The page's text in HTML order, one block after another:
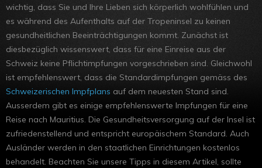
wichtig, dass Sie und Ihre Lieben sich körperlich wohlfühlen und
es während des Aufenthalts auf der Tropeninsel zu keinen
gesundheitlichen Beeinträchtigungen kommt. Zunächst ist
diesbezüglich wissenswert, dass für eine Einreise aus der
Schweiz keine Pflichtimpfungen vorgeschrieben sind. Gleichwohl
ist empfehlenswert, dass die Standardimpfungen gemäss des
Schweizerischen Impfplans auf dem neuesten Stand sind.
Ausserdem gibt es einige empfehlenswerte Impfungen für eine
Reise nach Mauritius. Die Gesundheitsversorgung auf der Insel ist
zufriedenstellend und entspricht europäischem Standard. Auch
Ausländer werden in den staatlichen Einrichtungen kostenlos
behandelt. Beachten Sie unsere Tipps in diesem Artikel, sollte